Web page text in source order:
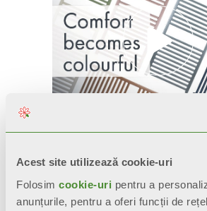
Acest site utilizează cookie-uri
Folosim cookie-uri pentru a
anunțurile, pentru a oferi funcții de
Produse